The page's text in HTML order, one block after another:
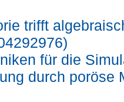
trifft
für die
durch poröse